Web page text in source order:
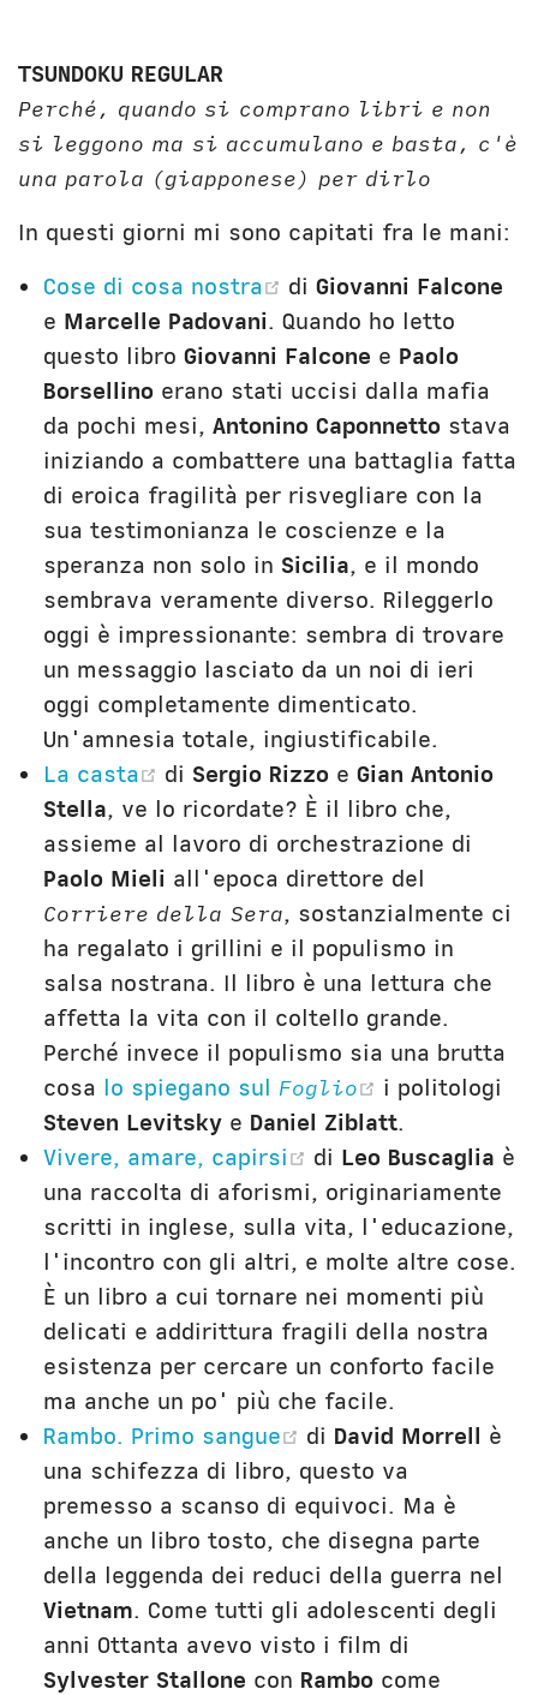
TSUNDOKU REGULAR
Perché, quando si comprano libri e non
si leggono ma si accumulano e basta, c'è
una parola (giapponese) per dirlo
In questi giorni mi sono capitati fra le mani:
Cose di cosa nostra
(opens new window)
diGiovanni Falcone
e Marcelle Padovani. Quando ho letto
questo libroGiovanni Falcone e Paolo
Borsellino erano stati uccisi dalla mafia
da pochi mesi,Antonino Caponnetto stava
iniziando a combattere una battaglia fatta
di eroica fragilità per risvegliare con la
sua testimonianza le coscienze e la
speranza non solo in Sicilia, e il mondo
sembrava veramente diverso. Rileggerlo
oggi è impressionante: sembra di trovare
un messaggio lasciato da un noi di ieri
oggi completamente dimenticato.
Un'amnesia totale, ingiustificabile.
La casta
(opens new window)
di Sergio Rizzo eGian Antonio
Stella, ve lo ricordate? È il libro che,
assieme al lavoro di orchestrazione di
Paolo Mieli all'epoca direttore del
Corriere della Sera, sostanzialmente ci
ha regalato i grillini e il populismo in
salsa nostrana. Il libro è una lettura che
affetta la vita con il coltello grande.
Perché invece il populismo sia una brutta
cosa lo spiegano sul Foglio (opens new
i politologi
Steven Levitsky e Daniel Ziblatt.
Vivere, amare, capirsi
(opens new
di Leo Buscaglia è
una raccolta di aforismi, originariamente
scritti in inglese, sulla vita, l'educazione,
l'incontro con gli altri, e molte altre cose.
È un libro a cui tornare nei momenti più
delicati e addirittura fragili della nostra
esistenza per cercare un conforto facile
ma anche un po' più che facile.
Rambo. Primo sangue
(opens new
di David Morrell è
una schifezza di libro, questo va
premesso a scanso di equivoci. Ma è
anche un libro tosto, che disegna parte
della leggenda dei reduci della guerra nel
Vietnam. Come tutti gli adolescenti degli
anni Ottanta avevo visto i film di
Sylvester Stallone con Rambo come